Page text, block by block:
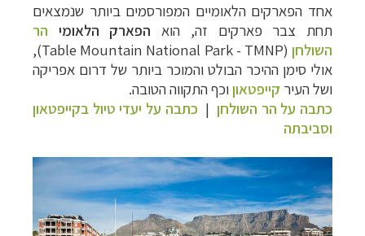
אחד הפארקים הלאומיים המפורסמים ביותר שנמצאים
תחת צבר פארקים זה, הוא הפארק הלאומי הר
השולחן (
Table Mountain National Park - TMNP
),
אולי סימן ההיכר הבולט והמוכר ביותר של דרום אפריקה
ושל העיר קייפטאוןוכף התקווה הטובה.
כתבה על הר השולחן| כתבה על יעדי טיול בקייפטאון
וסביבתה